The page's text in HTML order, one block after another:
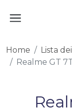
Home
Lista
Realme GT